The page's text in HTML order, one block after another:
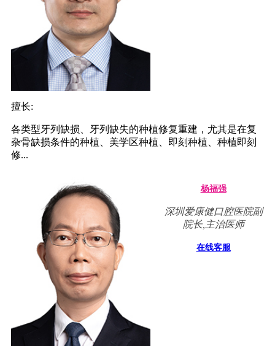
擅长:
各类型牙列缺损、牙列缺失的种植修复重建，尤其是在复
杂骨缺损条件的种植、美学区种植、即刻种植、种植即刻
修...
杨福强
深圳爱康健口腔医院副
院长,主治医师
在线客服